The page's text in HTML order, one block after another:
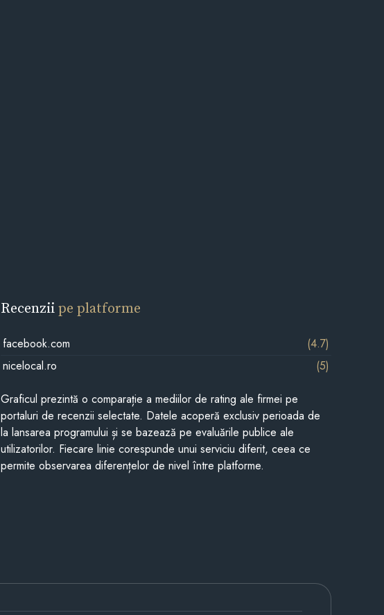
Recenziipe platforme
facebook.com
(4.7)
nicelocal.ro
(5)
Graficul prezintă o comparație a mediilor de rating ale firmei pe
portaluri de recenzii selectate. Datele acoperă exclusiv perioada de
la lansarea programului și se bazează pe evaluările publice ale
utilizatorilor. Fiecare linie corespunde unui serviciu diferit, ceea ce
permite observarea diferențelor de nivel între platforme.